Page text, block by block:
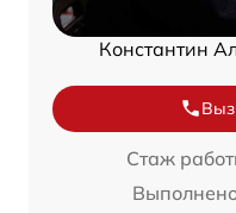
Константин
Стаж